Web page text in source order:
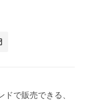
で販売できる、